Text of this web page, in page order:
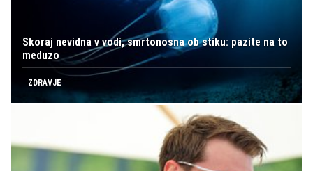
Skoraj nevidna v vodi, smrtonosna ob stiku: pazite na to
meduzo
ZDRAVJE